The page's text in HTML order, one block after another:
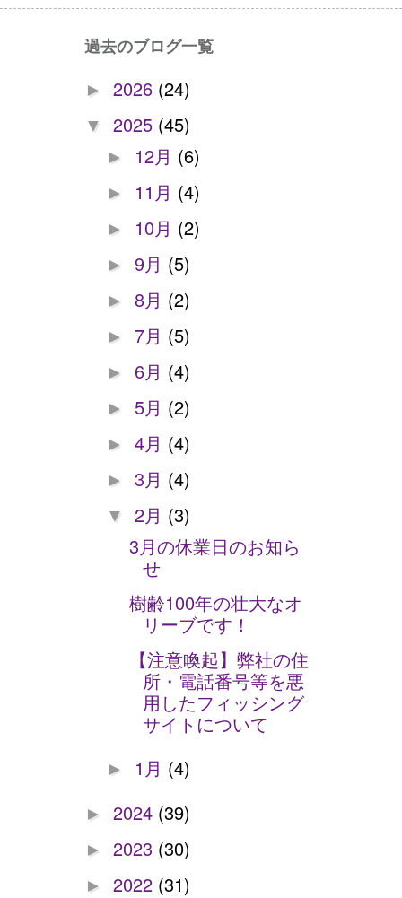
過去のブログ一覧
► 2026 (24)
▼ 2025 (45)
► 12月 (6)
► 11月 (4)
► 10月 (2)
► 9月 (5)
► 8月 (2)
► 7月 (5)
► 6月 (4)
► 5月 (2)
► 4月 (4)
► 3月 (4)
▼ 2月 (3)
3月の休業日のお知ら
せ
樹齢100年の壮大なオ
リーブです！
【注意喚起】弊社の住
所・電話番号等を悪
用したフィッシング
サイトについて
► 1月 (4)
► 2024 (39)
► 2023 (30)
► 2022 (31)